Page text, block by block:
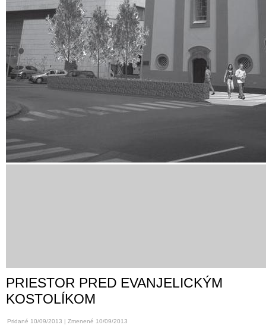
PRIESTOR PRED EVANJELICKÝM
KOSTOLÍKOM
Pridané 10/09/2013 | Zmenené 10/09/2013